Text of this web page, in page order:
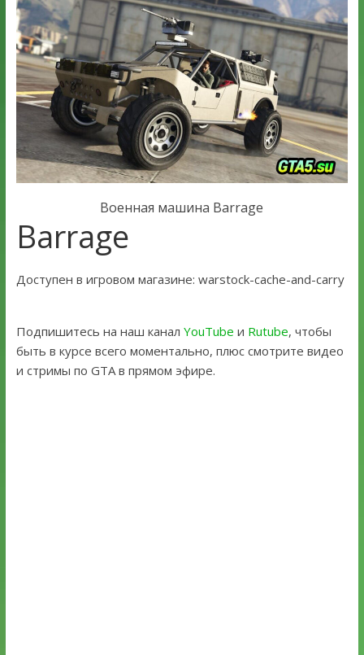
Военная машина Barrage
Barrage
Доступен в игровом магазине: warstock-cache-and-carry
Подпишитесь на наш канал YouTube и Rutube, чтобы
быть в курсе всего моментально, плюс смотрите видео
и стримы по GTA в прямом эфире.